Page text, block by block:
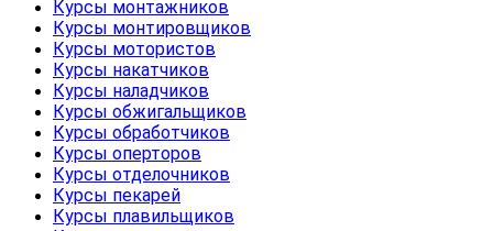
Курсы монтажников
Курсы монтировщиков
Курсы мотористов
Курсы накатчиков
Курсы наладчиков
Курсы обжигальщиков
Курсы обработчиков
Курсы оперторов
Курсы отделочников
Курсы пекарей
Курсы плавильщиков